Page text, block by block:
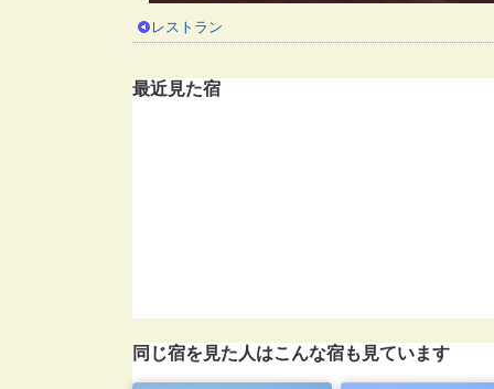
レストラン
最近見た宿
同じ宿を見た人はこんな宿も見ています